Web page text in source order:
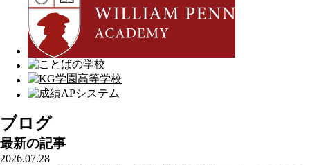
ブログ
最新の記事
2026.07.28